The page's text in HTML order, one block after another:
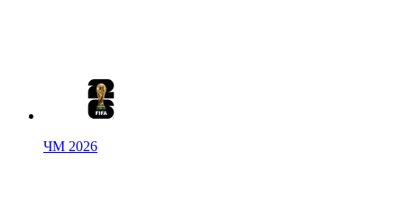
ЧМ 2026